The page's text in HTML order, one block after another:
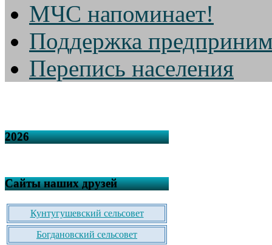
МЧС напоминает!
Поддержка
Перепись населения
2026
Сайты наших друзей
Кунтугушевский сельсовет
Богдановский сельсовет